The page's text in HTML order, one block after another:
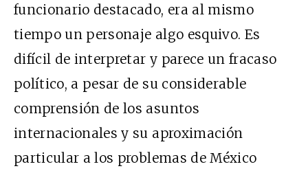
funcionario destacado, era al mismo
tiempo un personaje algo esquivo. Es
difícil de interpretar y parece un fracaso
político, a pesar de su considerable
comprensión de los asuntos
internacionales y su aproximación
particular a los problemas de México